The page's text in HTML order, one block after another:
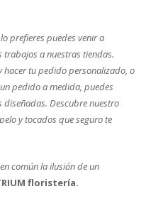
prefieres puedes venir a
trabajos a nuestras tiendas.
hacer tu pedido personalizado, o
pedido a medida, puedes
Descubre nuestro
y tocados que seguro te
común la ilusión de un
floristería.